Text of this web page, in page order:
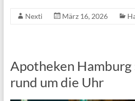
Nexti März 16, 2026
Apotheken Hamburg
rund um die Uhr